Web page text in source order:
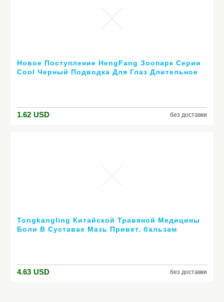
Новое Поступление HengFang Зоопарк Серии
Cool Черный Подводка Для Глаз Длительное
1.62 USD без доставки
Tongkangling Китайской Травяной Медицины
Боли В Суставах Мазь Привет. бальзам
4.63 USD без доставки